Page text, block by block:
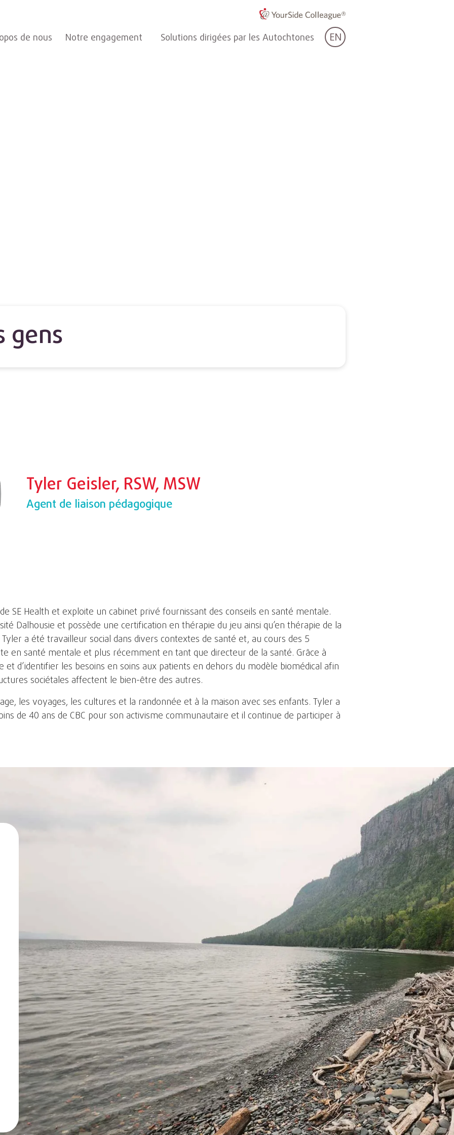
de nous Notre engagement Solutions dirigées par les Autochtones EN
gens
Tyler Geisler, RSW, MSW
Agent de liaison pédagogique
SE Health et exploite un cabinet privé fournissant des conseils en santé mentale.
Dalhousie et possède une certification en thérapie du jeu ainsi qu’en thérapie de la
a été travailleur social dans divers contextes de santé et, au cours des 5
en santé mentale et plus récemment en tant que directeur de la santé. Grâce à
d’identifier les besoins en soins aux patients en dehors du modèle biomédical afin
sociétales affectent le bien-être des autres.
les voyages, les cultures et la randonnée et à la maison avec ses enfants. Tyler a
de 40 ans de CBC pour son activisme communautaire et il continue de participer à